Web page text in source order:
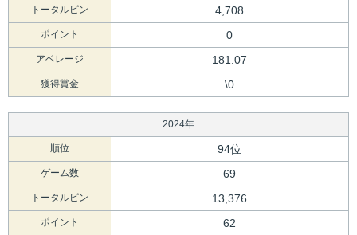
トータルピン 4,708
ポイント 0
アベレージ 181.07
獲得賞金 \0
2024年
順位 94位
ゲーム数 69
トータルピン 13,376
ポイント 62